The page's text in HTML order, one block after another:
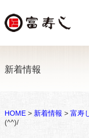
新着情報
HOME> 新着情報 > 富寿
(^^)/